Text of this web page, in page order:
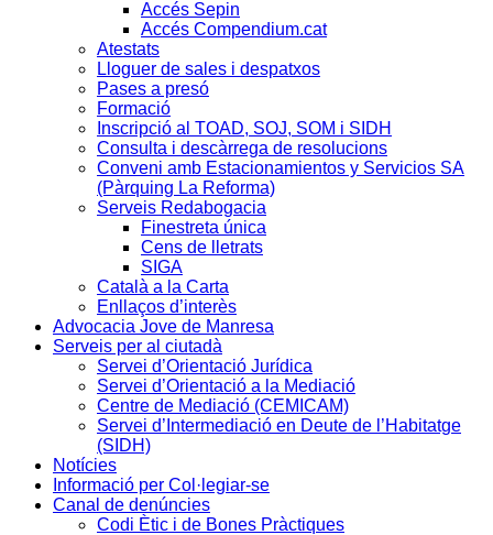
Accés Sepin
Accés Compendium.cat
Atestats
Lloguer de sales i despatxos
Pases a presó
Formació
Inscripció al TOAD, SOJ, SOM i SIDH
Consulta i descàrrega de resolucions
Conveni amb Estacionamientos y Servicios SA
(Pàrquing La Reforma)
Serveis Redabogacia
Finestreta única
Cens de lletrats
SIGA
Català a la Carta
Enllaços d’interès
Advocacia Jove de Manresa
Serveis per al ciutadà
Servei d’Orientació Jurídica
Servei d’Orientació a la Mediació
Centre de Mediació (CEMICAM)
Servei d’Intermediació en Deute de l’Habitatge
(SIDH)
Notícies
Informació per Col·legiar-se
Canal de denúncies
Codi Ètic i de Bones Pràctiques